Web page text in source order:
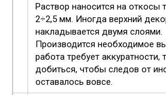
Раствор наносится на откосы
2÷2,5 мм. Иногда верхний
накладывается двумя слоями.
Производится необходимое
работа требует аккуратности,
добиться, чтобы следов от
оставалось вовсе.